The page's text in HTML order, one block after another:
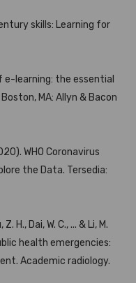
skills: Learning for
e-learning: the essential
MA: Allyn & Bacon
WHO Coronavirus
the Data. Tersedia:
H., Dai, W. C., ... & Li, M.
health emergencies:
Academic radiology.